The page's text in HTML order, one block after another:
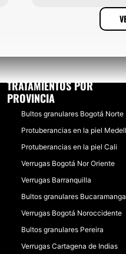
TRATAMIENTOS POR
PROVINCIA
Bultos granulares Bogotá Norte
Protuberancias en la piel
Protuberancias en la piel Cali
Verrugas Bogotá Nor Oriente
Verrugas Barranquilla
Bultos granulares Bucaramanga
Verrugas Bogotá Noroccidente
Bultos granulares Pereira
Verrugas Cartagena de Indias